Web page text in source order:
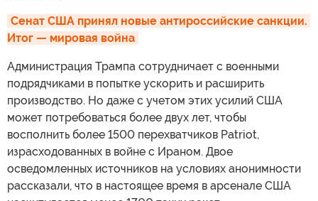
Сенат США принял новые антироссийские санкции.
Итог — мировая война
Администрация Трампа сотрудничает с военными
подрядчиками в попытке ускорить и расширить
производство. Но даже с учетом этих усилий США
может потребоваться более двух лет, чтобы
восполнить более 1500 перехватчиков Patriot,
израсходованных в войне с Ираном. Двое
осведомленных источников на условиях анонимности
рассказали, что в настоящее время в арсенале США